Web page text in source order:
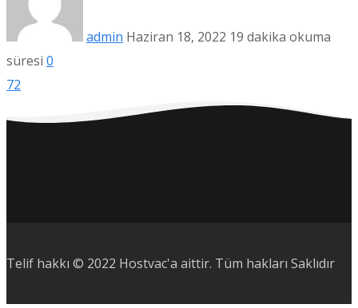
admin Haziran 18, 2022 19 dakika okuma
süresi 0
72
Telif hakkı © 2022 Hostvac'a aittir. Tüm hakları Saklıdır